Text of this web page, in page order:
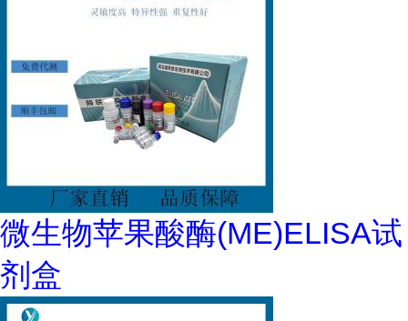
微生物苹果酸酶(ME)ELISA试
剂盒